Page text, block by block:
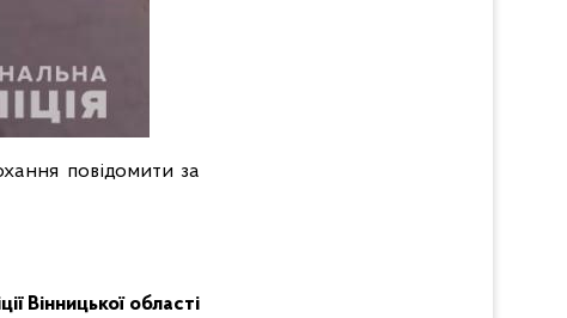
повідомити за
Вінницької області